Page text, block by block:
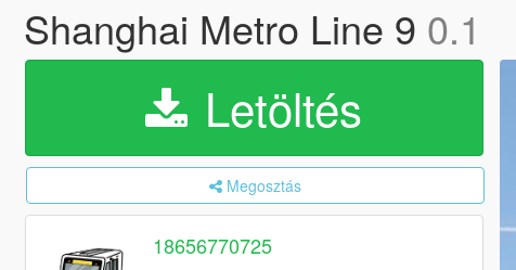
Shanghai Metro Line 9 0.1
Letöltés
Megosztás
18656770725